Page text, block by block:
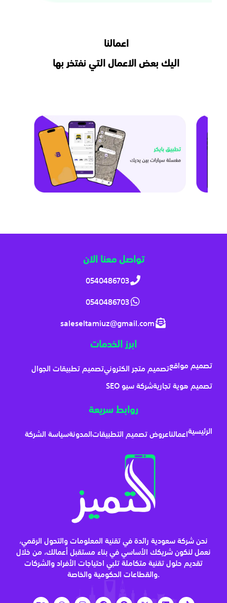
اعمالنا
اليك بعض الاعمال التي نفتخر بها
تواصل معنا الان
0540486703
0540486703
saleseltamiuz@gmail.com
ابرز الخدمات
تصميم مواقعتصميم متجر الكترونيتصميم تطبيقات الجوال
تصميم هوية تجاريةشركة سيو SEO
روابط سريعة
الرئيسيةاعمالناعروض تصميم التطبيقاتالمدونةسياسة الشركة
نحن شركة سعودية رائدة في تقنية المعلومات والتحول الرقمي،
نعمل لنكون شريكك الأساسي في بناء مستقبل أعمالك، من خلال
تقديم حلول تقنية متكاملة تلبي احتياجات الأفراد والشركات
والقطاعات الحكومية والخاصة.